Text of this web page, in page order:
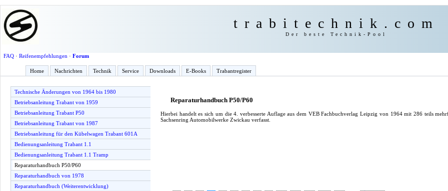
trabitechnik.com
Der beste Technik-Pool
FAQ· Reifenempfehlungen · Forum
Home Nachrichten Technik Service Downloads E-Books Trabantregister
Technische Änderungen von 1964 bis 1980
Betriebsanleitung Trabant von 1959
Betriebsanleitung Trabant P50
Betriebsanleitung Trabant von 1987
Betriebsanleitung für den Kübelwagen Trabant 601A
Bedienungsanleitung Trabant 1.1
Bedienungsanleitung Trabant 1.1 Tramp
Reparaturhandbuch P50/P60
Reparaturhandbuch von 1978
Reparaturhandbuch (Weiterentwicklung)
Reparaturhandbuch P50/P60
Hierbei handelt es sich um die 4. verbesserte Auflage aus dem VEB Fachbuchverlag Leipzig von 1964 mit 286 teils
Sachsenring Automobilwerke Zwickau verfasst.